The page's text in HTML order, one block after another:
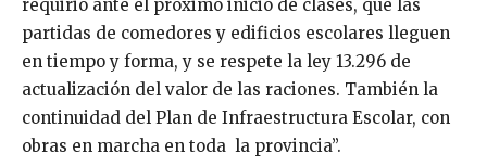
requirió ante el próximo inicio de clases, que las
partidas de comedores y edificios escolares lleguen
en tiempo y forma, y se respete la ley 13.296 de
actualización del valor de las raciones. También la
continuidad del Plan de Infraestructura Escolar, con
obras en marcha en toda la provincia”.